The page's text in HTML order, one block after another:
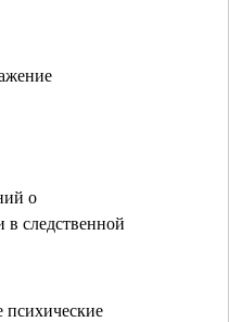
о
в следственной